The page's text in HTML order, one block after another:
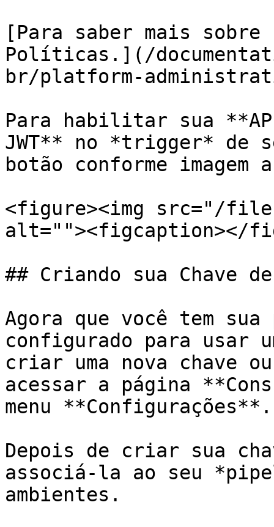
[Para saber mais
Políticas.](/
br/platform-
Para habilitar sua
JWT** no *trigger* de
botão conforme imagem
<figure><img src="/files/
alt=""><figcaption></
## Criando sua Chave
Agora que você tem
configurado para usar
criar uma nova chave
acessar a página
menu **Configurações**.
Depois de criar sua
associá-la ao seu
ambientes.